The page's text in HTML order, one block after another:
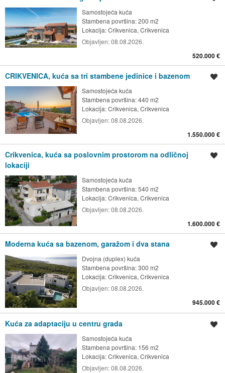
Samostojeća kuća
Stambena površina: 200 m2
Lokacija:Crikvenica, Crikvenica
Objavljen:08.08.2026.
520.000 €
CRIKVENICA, kuća sa tri stambene jedinice i bazenom
Samostojeća kuća
Stambena površina: 440 m2
Lokacija:Crikvenica, Crikvenica
Objavljen:08.08.2026.
1.550.000 €
Crikvenica, kuća sa poslovnim prostorom na odličnoj
lokaciji
Samostojeća kuća
Stambena površina: 540 m2
Lokacija:Crikvenica, Crikvenica
Objavljen:08.08.2026.
1.600.000 €
Moderna kuća sa bazenom, garažom i dva stana
Dvojna (duplex) kuća
Stambena površina: 300 m2
Lokacija:Crikvenica, Crikvenica
Objavljen:08.08.2026.
945.000 €
Kuća za adaptaciju u centru grada
Samostojeća kuća
Stambena površina: 156 m2
Lokacija:Crikvenica, Crikvenica
Objavljen:08.08.2026.